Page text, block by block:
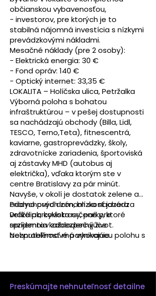
občianskou vybavenosťou,
- investorov, pre ktorých je to
stabilná nájomná investícia s nízkymi
prevádzkovými nákladmi.
Mesačné náklady (pre 2 osoby):
- Elektrická energia: 30 €
- Fond opráv: 140 €
- Optický internet: 33,35 €
LOKALITA – Holíčska ulica, Petržalka
Výborná poloha s bohatou
infraštruktúrou – v pešej dostupnosti
sa nachádzajú obchody (Billa, Lidl,
TESCO, Terno,Teta), fitnescentrá,
kaviarne, gastroprevádzky, školy,
zdravotnícke zariadenia, športoviská
aj zástavky MHD (autobus aj
električka), vďaka ktorým ste v
centre Bratislavy za pár minút.
Navyše, v okolí je dostatok zelene a
oddychových zón, blízkosť jazera
Draždiak, cyklotrasy, parky, ktoré
spríjemnia každodenný život.
Nehnuteľnosť má vynikajúcu polohu s
Priamo pred domom sa nachádza
veľké parkovisko určené pre
rezidentov zabezpečujúce
bezproblémové parkovanie.
Preskúmajte nehnuteľnosť detailne